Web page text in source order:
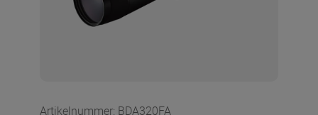
Artikelnummer: BDA320FA